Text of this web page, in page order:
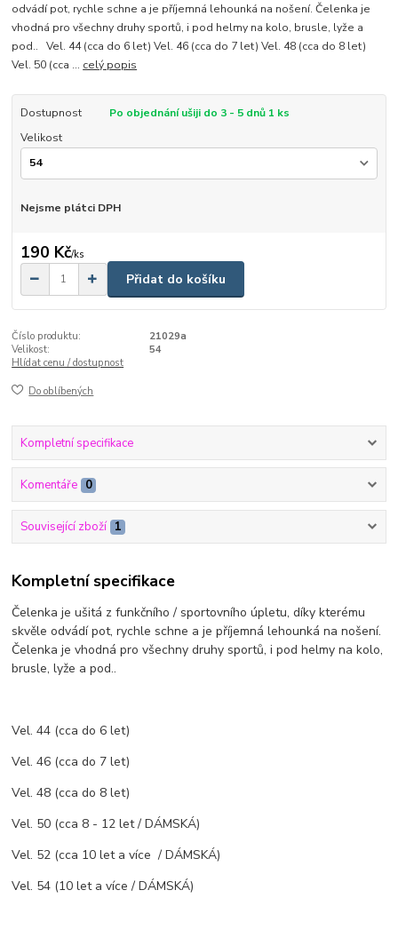
odvádí pot, rychle schne a je příjemná lehounká na nošení. Čelenka je
vhodná pro všechny druhy sportů, i pod helmy na kolo, brusle, lyže a
pod.. Vel. 44 (cca do 6 let) Vel. 46 (cca do 7 let) Vel. 48 (cca do 8 let)
Vel. 50 (cca ... celý popis
Dostupnost
Po objednání ušiji do 3 - 5 dnů 1 ks
Velikost
Nejsme plátci DPH
190 Kč/ks
Přidat do košíku
Číslo produktu:
21029a
Velikost:
54
Hlídat cenu / dostupnost
Do oblíbených
Kompletní specifikace
Komentáře 0
Související zboží 1
Kompletní specifikace
Čelenka je ušitá z funkčního / sportovního úpletu, díky kterému
skvěle odvádí pot, rychle schne a je příjemná lehounká na nošení.
Čelenka je vhodná pro všechny druhy sportů, i pod helmy na kolo,
brusle, lyže a pod..
Vel. 44 (cca do 6 let)
Vel. 46 (cca do 7 let)
Vel. 48 (cca do 8 let)
Vel. 50 (cca 8 - 12 let / DÁMSKÁ)
Vel. 52 (cca 10 let a více / DÁMSKÁ)
Vel. 54 (10 let a více / DÁMSKÁ)